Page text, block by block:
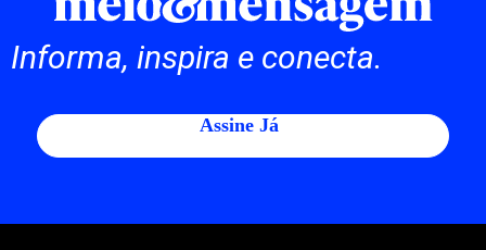
Informa, inspira e conecta.
Assine Já